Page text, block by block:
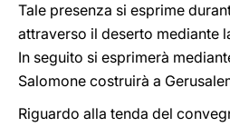
Tale presenza si esprime
attraverso il deserto mediante
In seguito si esprimerà
Salomone costruirà a
Riguardo alla tenda del